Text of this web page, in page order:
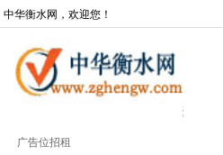
中华衡水网，欢迎您！
广告位招租